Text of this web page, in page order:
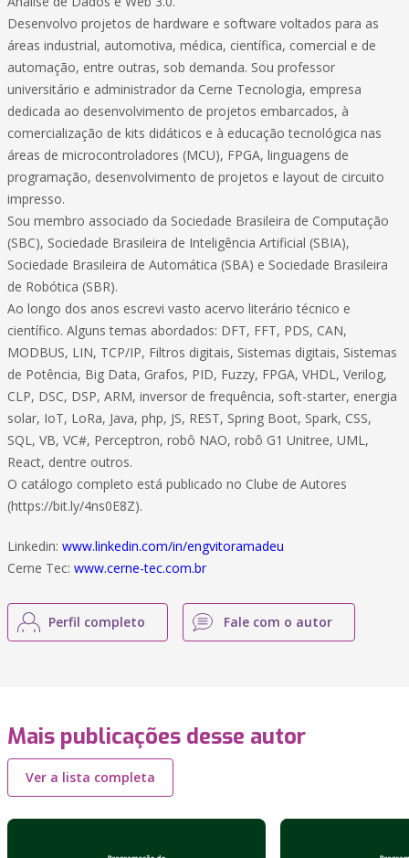
Desenvolvo projetos de hardware e software voltados para as
áreas industrial, automotiva, médica, científica, comercial e de
automação, entre outras, sob demanda. Sou professor
universitário e administrador da Cerne Tecnologia, empresa
dedicada ao desenvolvimento de projetos embarcados, à
comercialização de kits didáticos e à educação tecnológica nas
áreas de microcontroladores (MCU), FPGA, linguagens de
programação, desenvolvimento de projetos e layout de circuito
impresso.
Sou membro associado da Sociedade Brasileira de Computação
(SBC), Sociedade Brasileira de Inteligência Artificial (SBIA),
Sociedade Brasileira de Automática (SBA) e Sociedade Brasileira
de Robótica (SBR).
Ao longo dos anos escrevi vasto acervo literário técnico e
científico. Alguns temas abordados: DFT, FFT, PDS, CAN,
MODBUS, LIN, TCP/IP, Filtros digitais, Sistemas digitais, Sistemas
de Potência, Big Data, Grafos, PID, Fuzzy, FPGA, VHDL, Verilog,
CLP, DSC, DSP, ARM, inversor de frequência, soft-starter, energia
solar, IoT, LoRa, Java, php, JS, REST, Spring Boot, Spark, CSS,
SQL, VB, VC#, Perceptron, robô NAO, robô G1 Unitree, UML,
React, dentre outros.
O catálogo completo está publicado no Clube de Autores
(https://bit.ly/4ns0E8Z).
Linkedin: www.linkedin.com/in/engvitoramadeu
Cerne Tec: www.cerne-tec.com.br
Perfil completo Fale com o autor
Mais publicações desse autor
Ver a lista completa